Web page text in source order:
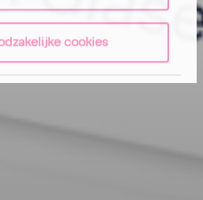
cookies